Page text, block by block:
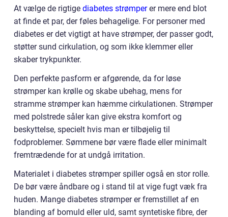
At vælge de rigtige diabetes strømperer mere end blot
at finde et par, der føles behagelige. For personer med
diabetes er det vigtigt at have strømper, der passer godt,
støtter sund cirkulation, og som ikke klemmer eller
skaber trykpunkter.
Den perfekte pasform er afgørende, da for løse
strømper kan krølle og skabe ubehag, mens for
stramme strømper kan hæmme cirkulationen. Strømper
med polstrede såler kan give ekstra komfort og
beskyttelse, specielt hvis man er tilbøjelig til
fodproblemer. Sømmene bør være flade eller minimalt
fremtrædende for at undgå irritation.
Materialet i diabetes strømper spiller også en stor rolle.
De bør være åndbare og i stand til at vige fugt væk fra
huden. Mange diabetes strømper er fremstillet af en
blanding af bomuld eller uld, samt syntetiske fibre, der